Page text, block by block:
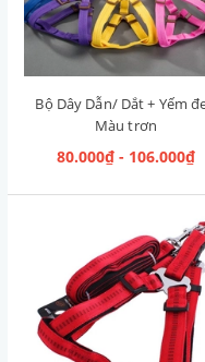
Bộ Dây Dẫn/ Dắt + Yếm
Màu trơn
80.000₫ - 106.000₫